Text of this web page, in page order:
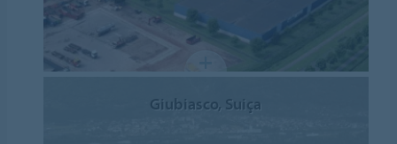
Giubiasco, Suiça